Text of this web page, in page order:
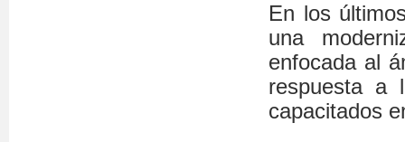
En los
una
enfocada al
respuesta a
capacitados